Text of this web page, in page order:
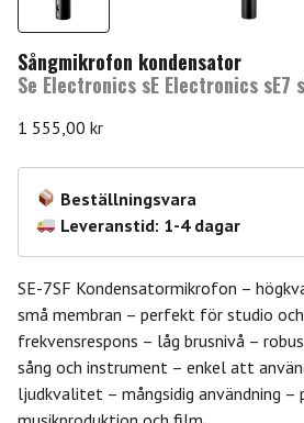
Sångmikrofon kondensator
Se Electronics sE Electronics sE7
1 555,00 kr
Beställningsvara
Leveranstid: 1-4 dagar
SE-7SF Kondensatormikrofon –
små membran – perfekt för studio
frekvensrespons – låg brusnivå –
sång och instrument – enkel att
ljudkvalitet – mångsidig användning –